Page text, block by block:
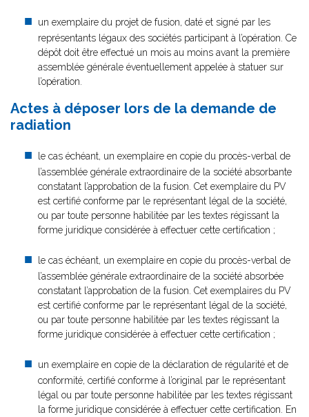
un exemplaire du projet de fusion, daté et signé par les
représentants légaux des sociétés participant à l’opération. Ce
dépôt doit être effectué un mois au moins avant la première
assemblée générale éventuellement appelée à statuer sur
l’opération.
Actes à déposer lors de la demande de
radiation
le cas échéant, un exemplaire en copie du procès-verbal de
l’assemblée générale extraordinaire de la société absorbante
constatant l’approbation de la fusion. Cet exemplaire du PV
est certifié conforme par le représentant légal de la société,
ou par toute personne habilitée par les textes régissant la
forme juridique considérée à effectuer cette certification ;
le cas échéant, un exemplaire en copie du procès-verbal de
l’assemblée générale extraordinaire de la société absorbée
constatant l’approbation de la fusion. Cet exemplaires du PV
est certifié conforme par le représentant légal de la société,
ou par toute personne habilitée par les textes régissant la
forme juridique considérée à effectuer cette certification ;
un exemplaire en copie de la déclaration de régularité et de
conformité, certifié conforme à l’original par le représentant
légal ou par toute personne habilitée par les textes régissant
la forme juridique considérée à effectuer cette certification. En